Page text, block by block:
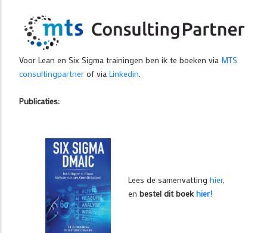
Voor Lean en Six Sigma trainingen ben ik te boeken via MTS
consultingpartner of via Linkedin.
Publicaties:
Lees de samenvatting hier,
en bestel dit boekhier!